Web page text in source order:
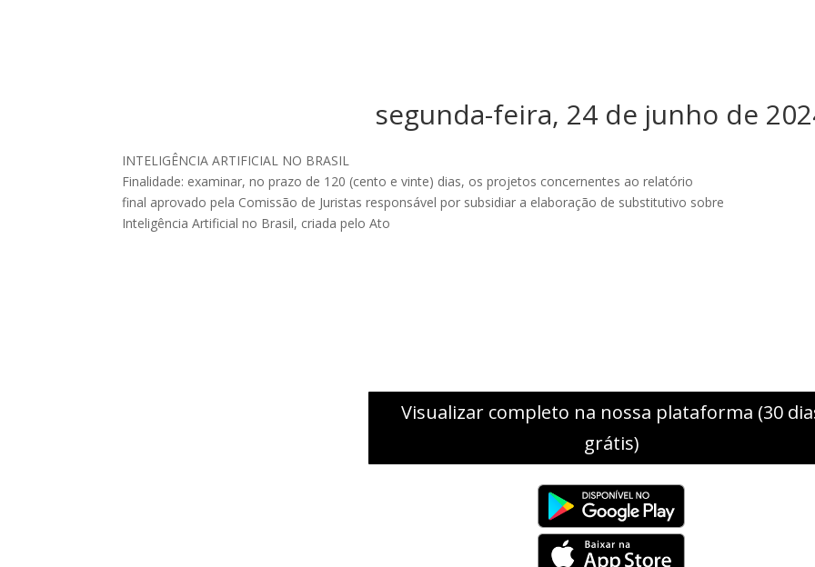
segunda-feira, 24 de junho de
INTELIGÊNCIA ARTIFICIAL NO BRASIL
Finalidade: examinar, no prazo de 120 (cento e vinte) dias, os projetos concernentes ao relatório
final aprovado pela Comissão de Juristas responsável por subsidiar a elaboração de substitutivo sobre
Inteligência Artificial no Brasil, criada pelo Ato
Visualizar completo na nossa plataforma (30
grátis)